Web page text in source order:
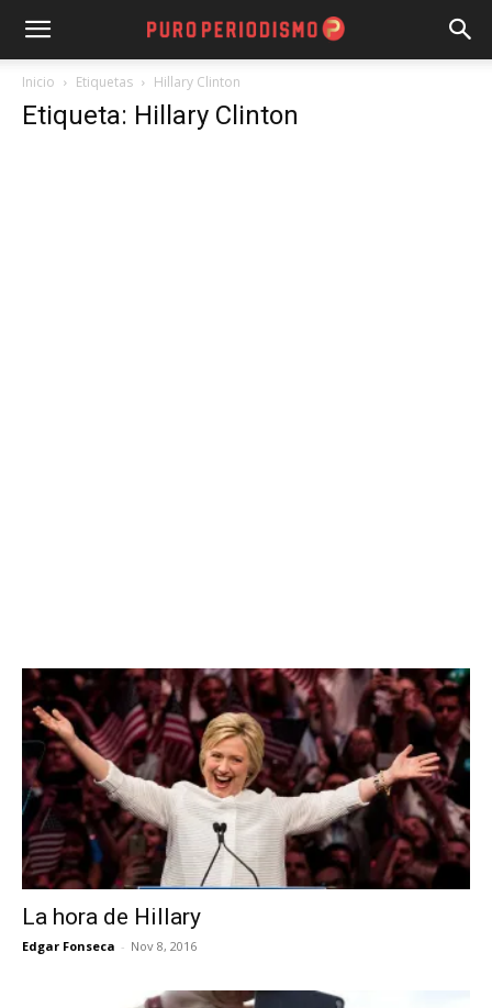
Inicio Etiquetas Hillary Clinton
Etiqueta: Hillary Clinton
La hora de Hillary
Edgar Fonseca - Nov 8, 2016